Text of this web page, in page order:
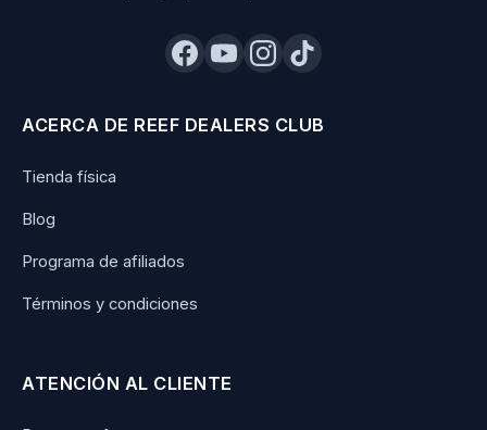
ACERCA DE REEF DEALERS CLUB
Tienda física
Blog
Programa de afiliados
Términos y condiciones
ATENCIÓN AL CLIENTE